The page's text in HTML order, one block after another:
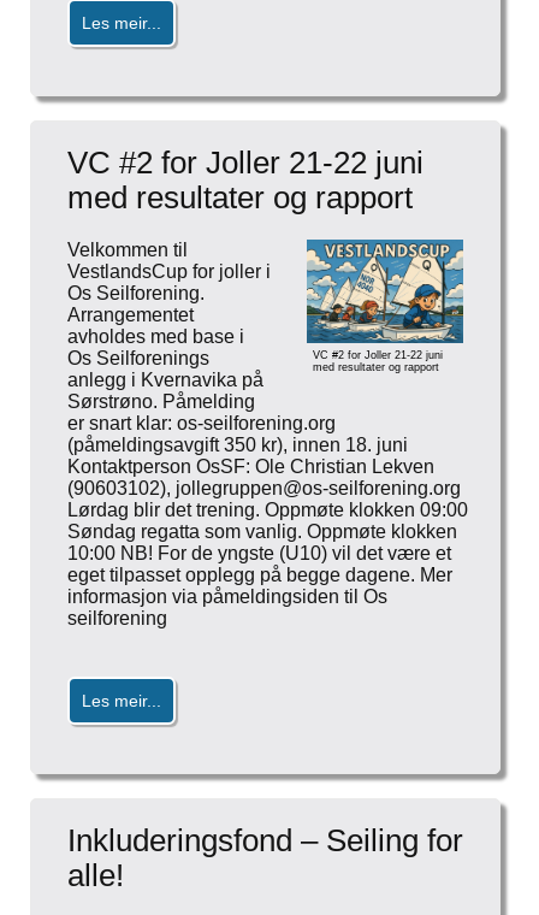
Les meir...
VC #2 for Joller 21-22 juni
med resultater og rapport
VC #2 for Joller 21-22 juni
med resultater og rapport
Velkommen til
VestlandsCup for joller i
Os Seilforening.
Arrangementet
avholdes med base i
Os Seilforenings
anlegg i Kvernavika på
Sørstrøno. Påmelding
er snart klar: os-seilforening.org
(påmeldingsavgift 350 kr), innen 18. juni
Kontaktperson OsSF: Ole Christian Lekven
(90603102), jollegruppen@os-seilforening.org
Lørdag blir det trening. Oppmøte klokken 09:00
Søndag regatta som vanlig. Oppmøte klokken
10:00 NB! For de yngste (U10) vil det være et
eget tilpasset opplegg på begge dagene. Mer
informasjon via påmeldingsiden til Os
seilforening
Les meir...
Inkluderingsfond – Seiling for
alle!